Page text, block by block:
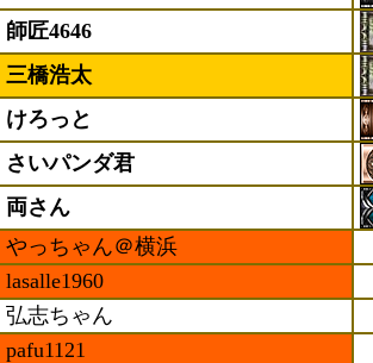
師匠4646
三橋浩太
けろっと
さいパンダ君
両さん
やっちゃん＠横浜
lasalle1960
弘志ちゃん
pafu1121